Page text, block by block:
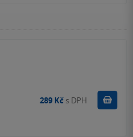
289 Kč s DPH Koupit